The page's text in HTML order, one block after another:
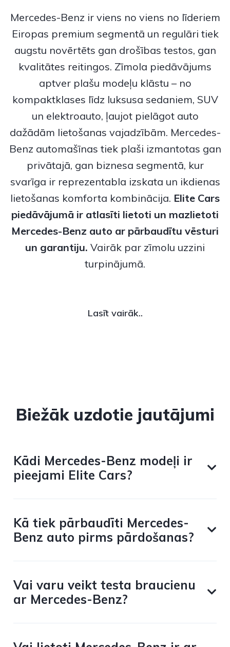
Mercedes-Benz ir viens no viens no līderiem
Eiropas premium segmentā un regulāri tiek
augstu novērtēts gan drošības testos, gan
kvalitātes reitingos. Zīmola piedāvājums
aptver plašu modeļu klāstu – no
kompaktklases līdz luksusa sedaniem, SUV
un elektroauto, ļaujot pielāgot auto
dažādām lietošanas vajadzībām. Mercedes-
Benz automašīnas tiek plaši izmantotas gan
privātajā, gan biznesa segmentā, kur
svarīga ir reprezentabla izskata un ikdienas
lietošanas komforta kombinācija. Elite Cars
piedāvājumā ir atlasīti lietoti un mazlietoti
Mercedes-Benz auto ar pārbaudītu vēsturi
un garantiju. Vairāk par zīmolu uzzini
turpinājumā.
Lasīt vairāk..
Biežāk uzdotie jautājumi
Kādi Mercedes-Benz modeļi ir
pieejami Elite Cars?
Kā tiek pārbaudīti Mercedes-
Benz auto pirms pārdošanas?
Vai varu veikt testa braucienu
ar Mercedes-Benz?